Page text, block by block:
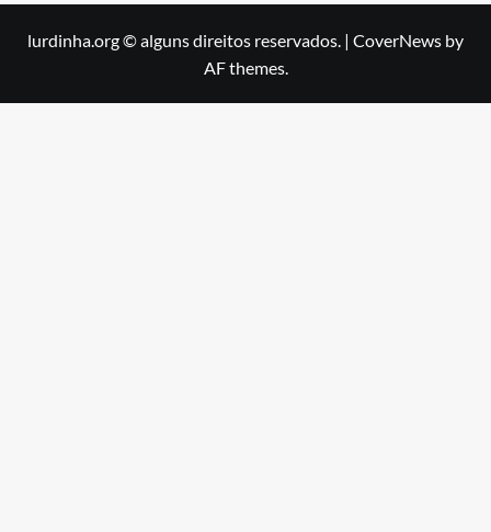
lurdinha.org © alguns direitos reservados. | CoverNews by
AF themes.